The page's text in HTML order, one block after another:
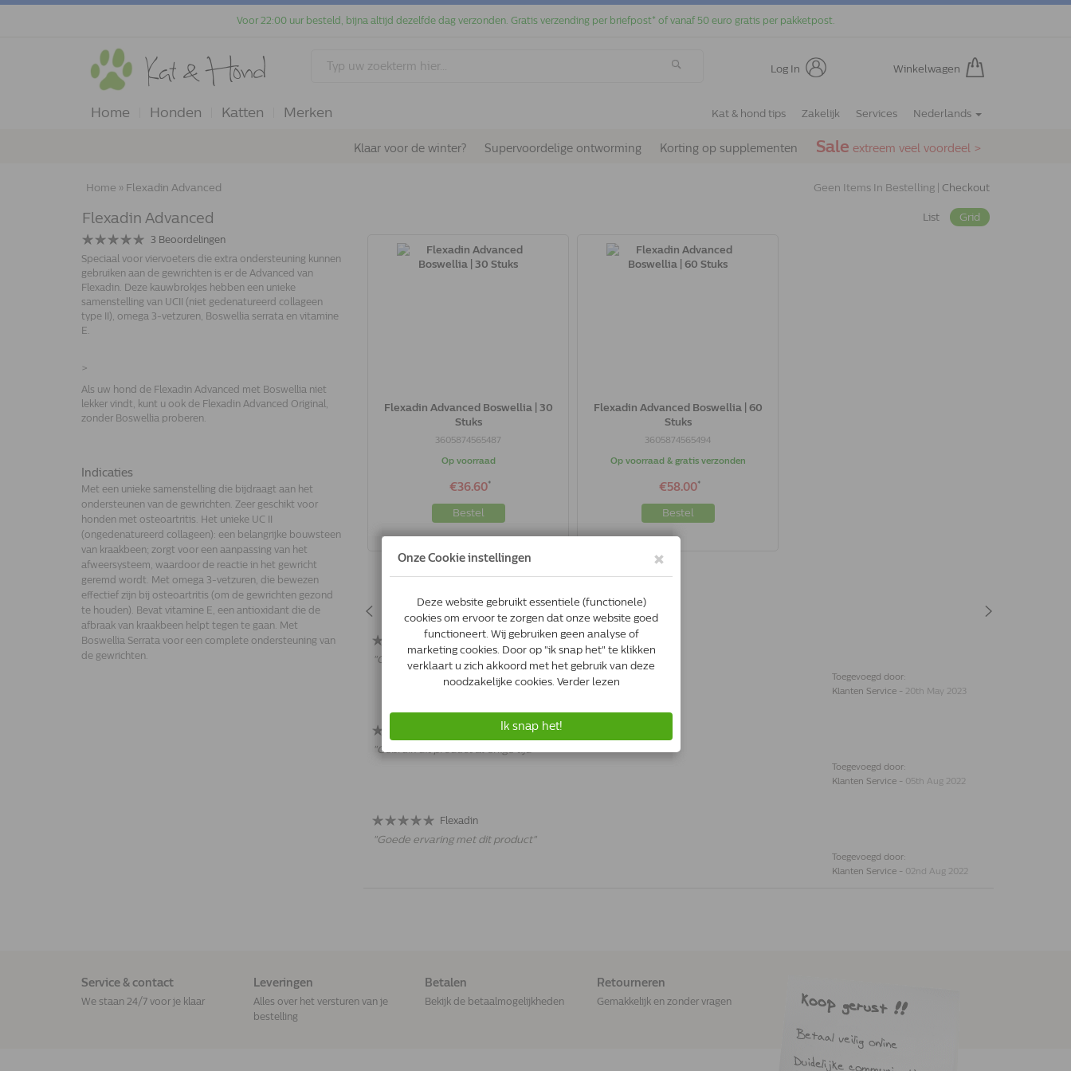
Voor 22:00 uur besteld, bijna altijd dezelfde dag verzonden. Gratis verzending per briefpost* of vanaf 50 euro gratis per pakketpost.
Log In Winkelwagen
Home Honden Katten Merken Kat & hond tips Zakelijk Services Nederlands
Klaar voor de winter? Supervoordelige ontworming Korting op supplementen Sale extreem veel voordeel >
Home » Flexadin Advanced Geen Items In Bestelling | Checkout
Flexadin Advanced
3 Beoordelingen
Speciaal voor viervoeters die extra ondersteuning kunnen
gebruiken aan de gewrichten is er de Advanced van
Flexadin. Deze kauwbrokjes hebben een unieke
samenstelling van UCII (niet gedenatureerd collageen
type II), omega 3-vetzuren, Boswellia serrata en vitamine
E.
>
Als uw hond de Flexadin Advanced met Boswellia niet
lekker vindt, kunt u ook de Flexadin Advanced Original,
zonder Boswellia proberen.
Indicaties
Met een unieke samenstelling die bijdraagt aan het
ondersteunen van de gewrichten. Zeer geschikt voor
honden met osteoartritis. Het unieke UC II
(ongedenatureerd collageen): een belangrijke bouwsteen
van kraakbeen; zorgt voor een aanpassing van het
afweersysteem, waardoor de reactie in het gewricht
geremd wordt. Met omega 3-vetzuren, die bewezen
effectief zijn bij osteoartritis (om de gewrichten gezond
te houden). Bevat vitamine E, een antioxidant die de
afbraak van kraakbeen helpt tegen te gaan. Met
Boswellia Serrata voor een complete ondersteuning van
de gewrichten.
List Grid
Flexadin Advanced Boswellia | 30
Stuks
3605874565487
Op voorraad
€36.60*
Bestel
Flexadin Advanced Boswellia | 60
Stuks
3605874565494
Op voorraad & gratis verzonden
€58.00*
Bestel
Beoordelingen
Flexadin, Fijn
"Onze dieren vinden het lekker en eten het gewoon zo op.
Toegevoegd door:
Klanten Service - 20th May 2023
"Gebruik dit product al enige tijd"
Toegevoegd door:
Klanten Service - 05th Aug 2022
Flexadin
"Goede ervaring met dit product"
Toegevoegd door:
Klanten Service - 02nd Aug 2022
Service & contact
We staan 24/7 voor je klaar
Leveringen
Alles over het versturen van je
bestelling
Betalen
Bekijk de betaalmogelijkheden
Retourneren
Gemakkelijk en zonder vragen